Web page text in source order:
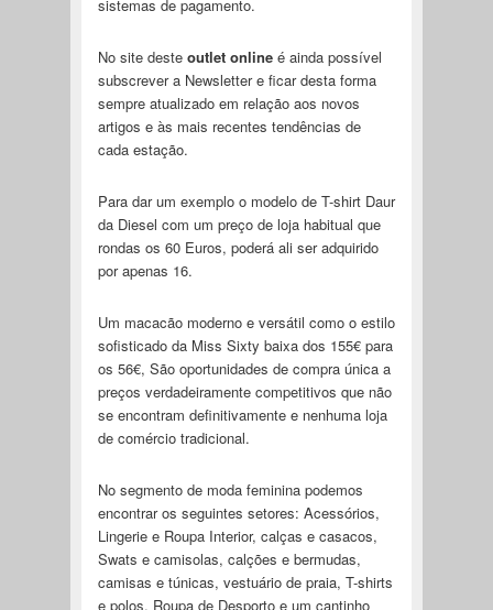
sistemas de pagamento.
No site deste outlet onlineé ainda possível
subscrever a Newsletter e ficar desta forma
sempre atualizado em relação aos novos
artigos e às mais recentes tendências de
cada estação.
Para dar um exemplo o modelo de T-shirt Daur
da Diesel com um preço de loja habitual que
rondas os 60 Euros, poderá ali ser adquirido
por apenas 16.
Um macacão moderno e versátil como o estilo
sofisticado da Miss Sixty baixa dos 155€ para
os 56€, São oportunidades de compra única a
preços verdadeiramente competitivos que não
se encontram definitivamente e nenhuma loja
de comércio tradicional.
No segmento de moda feminina podemos
encontrar os seguintes setores: Acessórios,
Lingerie e Roupa Interior, calças e casacos,
Swats e camisolas, calções e bermudas,
camisas e túnicas, vestuário de praia, T-shirts
e polos, Roupa de Desporto e um cantinho